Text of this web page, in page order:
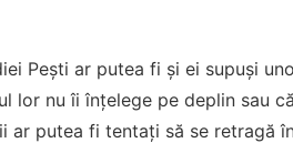
Pești ar putea fi și ei supuși
lor nu îi înțelege pe deplin sau
ar putea fi tentați să se retragă